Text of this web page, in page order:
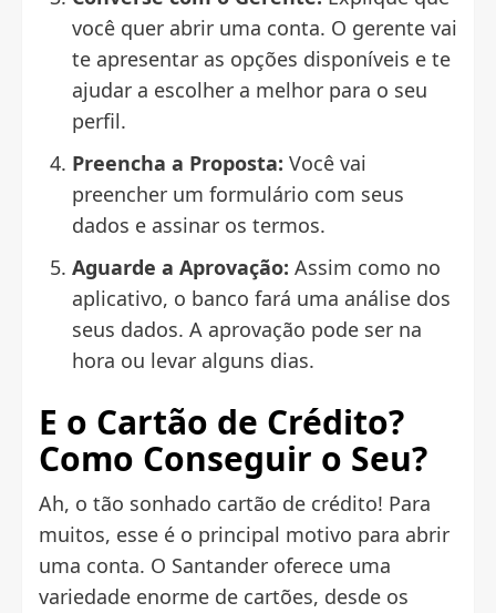
você quer abrir uma conta. O gerente vai
te apresentar as opções disponíveis e te
ajudar a escolher a melhor para o seu
perfil.
Preencha a Proposta: Você vai
preencher um formulário com seus
dados e assinar os termos.
Aguarde a Aprovação: Assim como no
aplicativo, o banco fará uma análise dos
seus dados. A aprovação pode ser na
hora ou levar alguns dias.
E o Cartão de Crédito?
Como Conseguir o Seu?
Ah, o tão sonhado cartão de crédito! Para
muitos, esse é o principal motivo para abrir
uma conta. O Santander oferece uma
variedade enorme de cartões, desde os